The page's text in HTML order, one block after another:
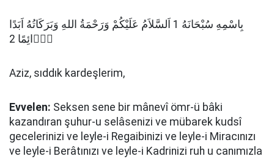
بِاسْمِهِ سُبْحَانَهُ 1 اَلسَّلاَمُ عَلَيْكُمْ وَرَحْمَةُ اللهِ وَبَرَكَاتُهُ اَبَدًا
دَۤائِمًا 2
Aziz, sıddık kardeşlerim,
Evvelen: Seksen sene bir mânevî ömr-ü bâki
kazandıran şuhur-u selâsenizi ve mübarek kudsî
gecelerinizi ve leyle-i Regaibinizi ve leyle-i Miracınızı
ve leyle-i Berâtınızı ve leyle-i Kadrinizi ruh u canımızla